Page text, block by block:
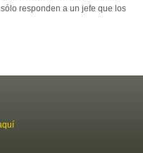
responden a un jefe que los